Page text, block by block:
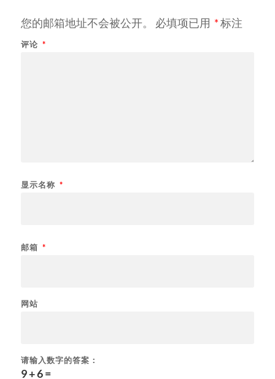
您的邮箱地址不会被公开。 必填项已用 *标注
评论 *
显示名称 *
邮箱 *
网站
请输入数字的答案：
9 + 6 =